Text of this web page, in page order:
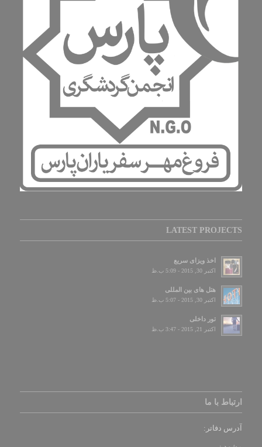
LATEST PROJECTS
اخذ ویزای سریع
اکتبر 30, 2015 - 5:09 ب.ظ
هتل های بین المللی
اکتبر 30, 2015 - 5:07 ب.ظ
تور داخلی
اکتبر 21, 2015 - 3:47 ب.ظ
ارتباط با ما
آدرس دفاتر: